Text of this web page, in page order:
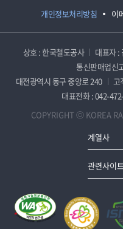
개인정보처리방침 이
상호 : 한국철도공사 대표자 :
통신판매업신
대전광역시 동구 중앙로 240
고
대표전화 : 042-
COPYRIGHT ⓒ KOREA
계열사
관련사이트